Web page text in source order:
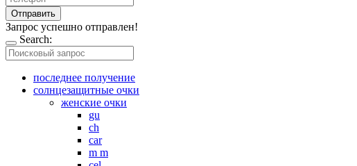
Отправить
Запрос успешно отправлен!
Search:
последнее получение
солнцезащитные очки
женские очки
gu
ch
car
m m